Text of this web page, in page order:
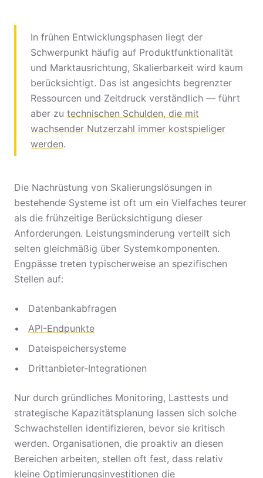
In frühen Entwicklungsphasen liegt der
Schwerpunkt häufig auf Produktfunktionalität
und Marktausrichtung, Skalierbarkeit wird kaum
berücksichtigt. Das ist angesichts begrenzter
Ressourcen und Zeitdruck verständlich — führt
aber zu technischen Schulden, die mit
wachsender Nutzerzahl immer kostspieliger
werden.
Die Nachrüstung von Skalierungslösungen in
bestehende Systeme ist oft um ein Vielfaches teurer
als die frühzeitige Berücksichtigung dieser
Anforderungen. Leistungsminderung verteilt sich
selten gleichmäßig über Systemkomponenten.
Engpässe treten typischerweise an spezifischen
Stellen auf:
Datenbankabfragen
API-Endpunkte
Dateispeichersysteme
Drittanbieter-Integrationen
Nur durch gründliches Monitoring, Lasttests und
strategische Kapazitätsplanung lassen sich solche
Schwachstellen identifizieren, bevor sie kritisch
werden. Organisationen, die proaktiv an diesen
Bereichen arbeiten, stellen oft fest, dass relativ
kleine Optimierungsinvestitionen die